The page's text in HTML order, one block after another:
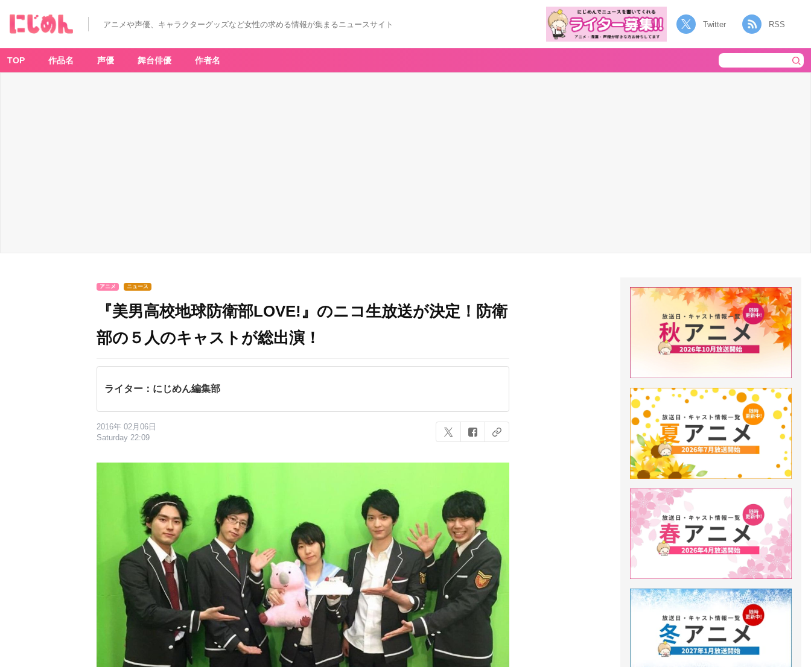
アニメや声優、キャラクターグッズなど女性の求める情報が集まるニュースサイト Twitter RSS
TOP 作品名 声優 舞台俳優 作者名
アニメ ニュース
『美男高校地球防衛部LOVE!』のニコ生放送が決定！防衛
部の５人のキャストが総出演！
ライター：にじめん編集部
2016年 02月06日
Saturday 22:09